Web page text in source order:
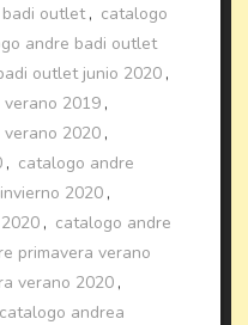
outlet, catalogo
andre badi outlet
outlet junio 2020 ,
2019 ,
2020 ,
, catalogo andre
2020 ,
, catalogo andre
primavera verano
verano 2020 ,
catalogo andrea